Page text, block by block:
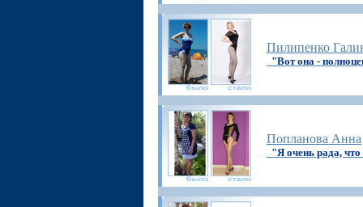
Пилипенко
"Вот она -
Попланова Анна
"Я очень рада,